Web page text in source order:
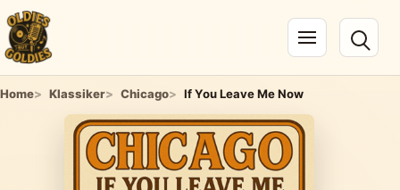
Navigation öffnen
Home Klassiker Chicago If You Leave Me Now